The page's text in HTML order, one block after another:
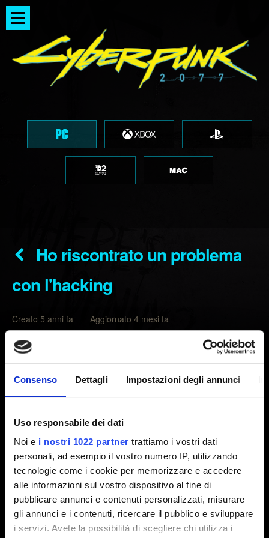
Consenso Dettagli Impostazioni degli annunci
Uso responsabile dei dati
Noi e i nostri 1022 partner trattiamo i vostri dati
personali, ad esempio il vostro numero IP, utilizzando
tecnologie come i cookie per memorizzare e accedere
alle informazioni sul vostro dispositivo al fine di
pubblicare annunci e contenuti personalizzati, misurare
gli annunci e i contenuti, ricercare il pubblico e sviluppare
i servizi. Avete la possibilità di scegliere chi utilizza i
Ho riscontrato un problema
con l'hacking
Creato 5 anni fa Aggiornato 4 mesi fa
Prima di segnalarci un problema di meccaniche di gioco,
prova le risoluzioni problemidescritte qui.
Se il problema persiste, segnalacelo usando il pulsante
informazioni:
I passi necessari a riprodurre il problema.
Un video o una foto del problema (allegati o tramite
collegamento).
Il tuo salvataggio, se possibile uno precedente al
verificarsi del problema e uno subito dopo.